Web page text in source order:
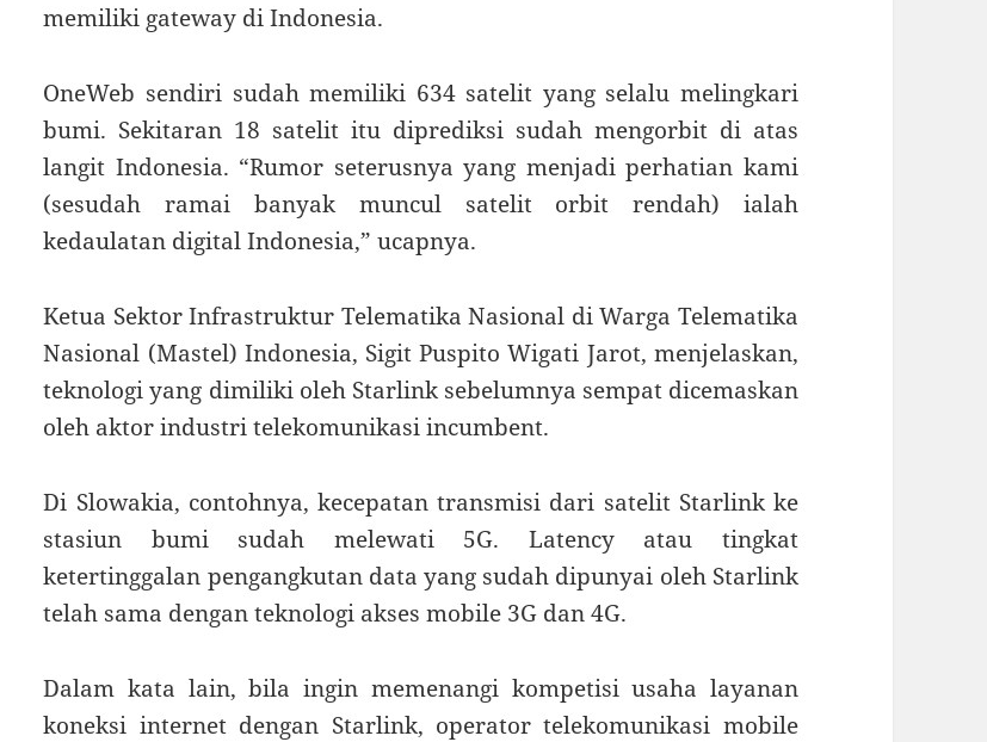
memiliki gateway di Indonesia.
OneWeb sendiri sudah memiliki 634 satelit yang selalu melingkari
bumi. Sekitaran 18 satelit itu diprediksi sudah mengorbit di atas
langit Indonesia. “Rumor seterusnya yang menjadi perhatian kami
(sesudah ramai banyak muncul satelit orbit rendah) ialah
kedaulatan digital Indonesia,” ucapnya.
Ketua Sektor Infrastruktur Telematika Nasional di Warga Telematika
Nasional (Mastel) Indonesia, Sigit Puspito Wigati Jarot, menjelaskan,
teknologi yang dimiliki oleh Starlink sebelumnya sempat dicemaskan
oleh aktor industri telekomunikasi incumbent.
Di Slowakia, contohnya, kecepatan transmisi dari satelit Starlink ke
stasiun bumi sudah melewati 5G. Latency atau tingkat
ketertinggalan pengangkutan data yang sudah dipunyai oleh Starlink
telah sama dengan teknologi akses mobile 3G dan 4G.
Dalam kata lain, bila ingin memenangi kompetisi usaha layanan
koneksi internet dengan Starlink, operator telekomunikasi mobile